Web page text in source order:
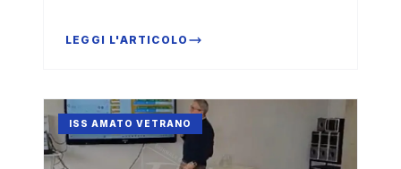
LEGGI L'ARTICOLO
ISS AMATO VETRANO